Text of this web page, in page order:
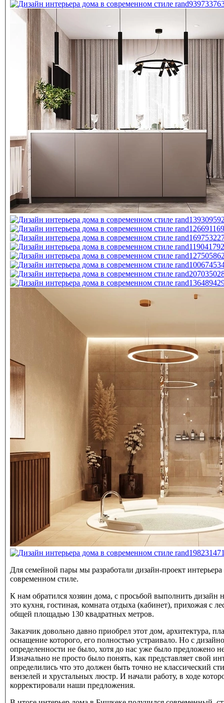
Для семейной пары мы разработали дизайн-проект
современном стиле.
К нам обратился хозяин дома, с просьбой выполнить
это кухня, гостиная, комната отдыха (кабинет), прихожая с
общей площадью 130 квадратных метров.
Заказчик довольно давно приобрел этот дом, архитектура,
оснащение которого, его полностью устраивало. Но с
определенности не было, хотя до нас уже было предложено
Изначально не просто было понять, как представляет свой
определились что это должен быть точно не классический
вензелей и хрустальных люстр. И начали работу, в ходе
корректировали наши предложения.